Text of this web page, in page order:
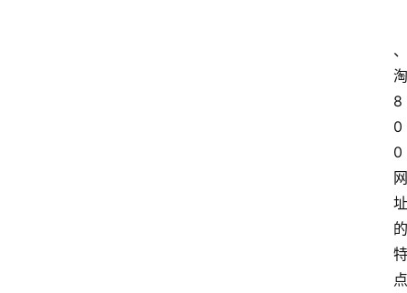
、
淘
8
0
0
网
址
的
特
点